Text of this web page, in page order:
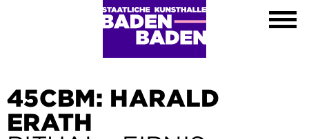
Ausstellungen
Kunsthalle
Kontakt
Shop
DE
45CBM: HARALD
ERATH